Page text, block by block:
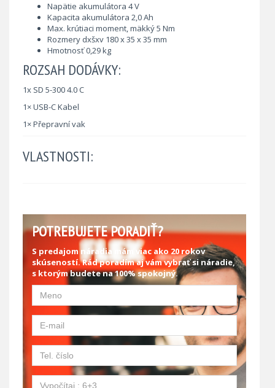
Napätie akumulátora 4 V
Kapacita akumulátora 2,0 Ah
Max. krútiaci moment, mäkký 5 Nm
Rozmery dxšxv 180 x 35 x 35 mm
Hmotnosť 0,29 kg
ROZSAH DODÁVKY:
1x SD 5-300 4.0 C
1× USB-C Kabel
1× Přepravní vak
VLASTNOSTI:
POTREBUJETE PORADIŤ?
S predajom náradia mám viac ako 20 rokov
skúseností. Rád poradím aj vám vybrať si náradie,
s ktorým budete na 100% spokojný.